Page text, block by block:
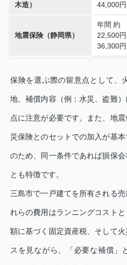
木造）
44,000円
地震保険（静岡県）
年間 約
22,500円
36,300円
保険を選ぶ際の留意点として、
地、補償内容（例：水災、盗難
点に注意が必要です。また、地
災保険とのセットでの加入が基
のため、同一条件であれば損保
とも特徴です。
三島市で一戸建てを所有される
れらの費用はランニングコスト
額に基づく固定資産税、そして
スを見ながら、「必要な補償」